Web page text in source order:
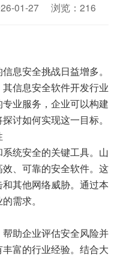
01-27 浏览：216
息安全挑战日益增多。
信息安全软件开发行业
业服务，企业可以构建
讨如何实现这一目标。
统安全的关键工具。山
、可靠的安全软件。这
其他网络威胁。通过本
需求。
助企业评估安全风险并
富的行业经验。结合大